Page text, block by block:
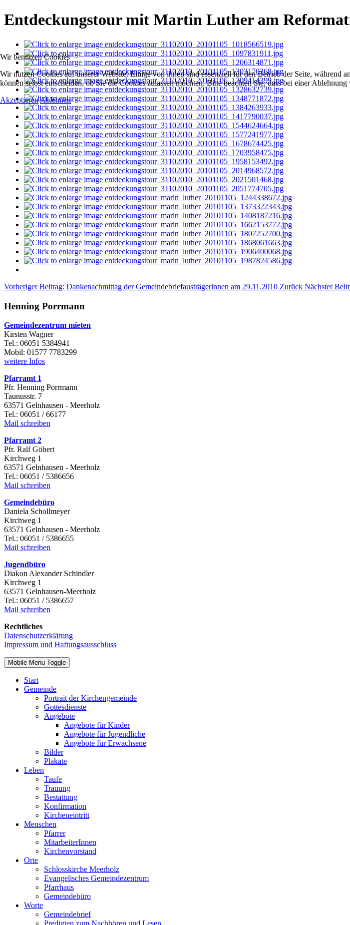
Entdeckungstour mit Martin Luther am
Vorheriger Beitrag: Dankenachmittag der Gemeindebriefausträgerinnen am 29.11.2010 Zurück Nächster
Henning Porrmann
Gemeindezentrum mieten
Kirsten Wagner
Tel.: 06051 5384941
Mobil: 01577 7783299
weitere Infos
Pfarramt 1
Pfr. Henning Porrmann
Taunusstr. 7
63571 Gelnhausen - Meerholz
Tel.: 06051 / 66177
Mail schreiben
Pfarramt 2
Pfr. Ralf Göbert
Kirchweg 1
63571 Gelnhausen - Meerholz
Tel.: 06051 / 5386656
Mail schreiben
Gemeindebüro
Daniela Schollmeyer
Kirchweg 1
63571 Gelnhausen - Meerholz
Tel.: 06051 / 5386655
Mail schreiben
Jugendbüro
Diakon Alexander Schindler
Kirchweg 1
63571 Gelnhausen-Meerholz
Tel.: 06051 / 5386657
Mail schreiben
Rechtliches
Datenschutzerklärung
Impressum und Haftungsausschluss
Mobile Menu Toggle
Start
Gemeinde
Portrait der Kirchengemeinde
Gottesdienste
Angebote
Angebote für Kinder
Angebote für Jugendliche
Angebote für Erwachsene
Bilder
Plakate
Leben
Taufe
Trauung
Bestattung
Konfirmation
Kircheneintritt
Menschen
Pfarrer
MitarbeiterInnen
Kirchenvorstand
Orte
Schlosskirche Meerholz
Evangelisches Gemeindezentrum
Pfarrhaus
Gemeindebüro
Worte
Gemeindebrief
Wir benutzen Cookies
Wir nutzen Cookies auf unserer Website. Einige von ihnen sind essenziell für den Betrieb der Seite, während
können selbst entscheiden, ob Sie die Cookies zulassen möchten. Bitte beachten Sie, dass bei einer
AkzeptierenAblehnen